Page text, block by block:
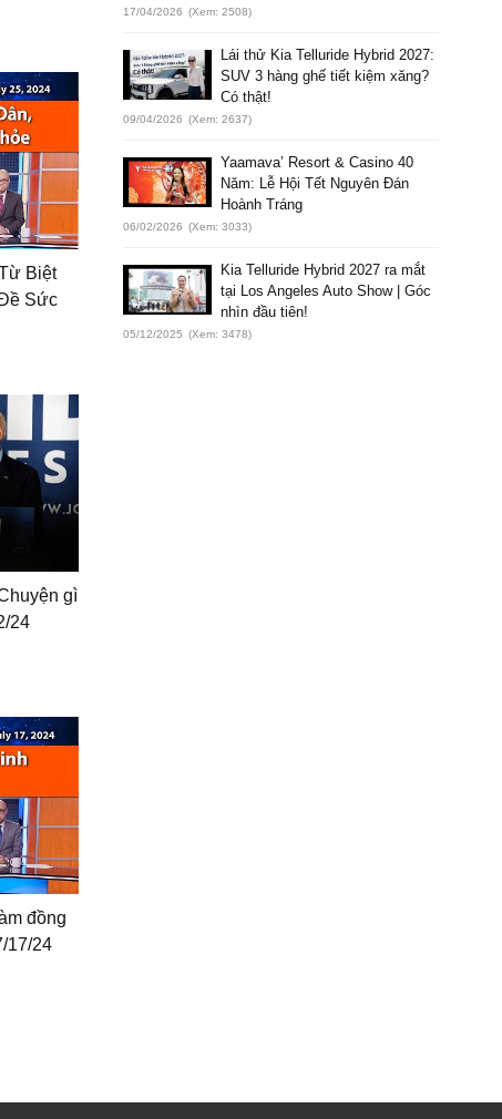
Biệt
Sức
gì
24
đồng
17/24
17/04/2026 (Xem: 2508)
Lái thử Kia Telluride Hybrid 2027:
SUV 3 hàng ghế tiết kiệm xăng?
Có thật!
09/04/2026 (Xem: 2637)
Yaamava’ Resort & Casino 40
Năm: Lễ Hội Tết Nguyên Đán
Hoành Tráng
06/02/2026 (Xem: 3033)
Kia Telluride Hybrid 2027 ra mắt
tại Los Angeles Auto Show | Góc
nhìn đầu tiên!
05/12/2025 (Xem: 3478)